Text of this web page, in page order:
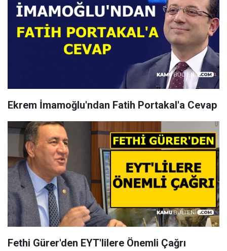
Ekrem İmamoğlu'ndan Fatih Portakal'a Cevap
Fethi Gürer'den EYT'lilere Önemli Çağrı